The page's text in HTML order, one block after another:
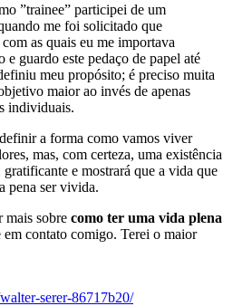
”trainee” participei de um
me foi solicitado que
com as quais eu me importava
guardo este pedaço de papel até
meu propósito; é preciso muita
maior ao invés de apenas
individuais.
a forma como vamos viver
mas, com certeza, uma existência
gratificante e mostrará que a vida que
pena ser vivida.
mais sobre como ter uma vida plena
em contato comigo. Terei o maior
serer-86717b20/